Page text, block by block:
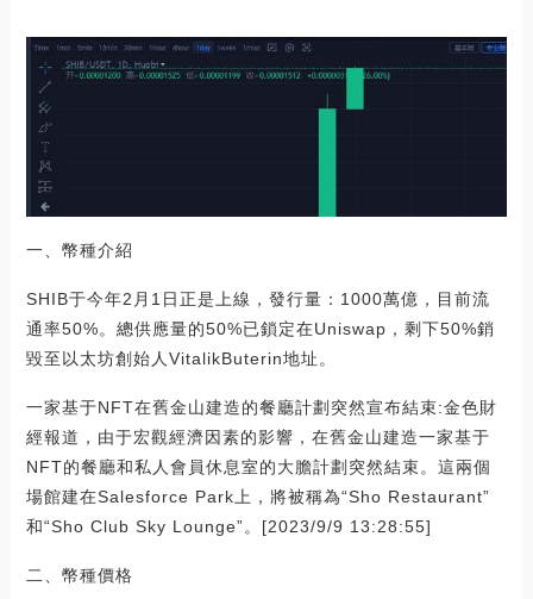
一、幣種介紹
SHIB于今年2月1日正是上線，發行量：1000萬億，目前流
通率50%。總供應量的50%已鎖定在Uniswap，剩下50%銷
毀至以太坊創始人VitalikButerin地址。
一家基于NFT在舊金山建造的餐廳計劃突然宣布結束:金色財
經報道，由于宏觀經濟因素的影響，在舊金山建造一家基于
NFT的餐廳和私人會員休息室的大膽計劃突然結束。這兩個
場館建在Salesforce Park上，將被稱為“Sho Restaurant”
和“Sho Club Sky Lounge”。[2023/9/9 13:28:55]
二、幣種價格